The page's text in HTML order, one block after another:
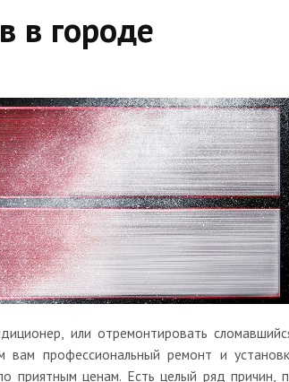
в городе
или отремонтировать
профессиональный ремонт и
приятным ценам. Есть целый ряд причин,